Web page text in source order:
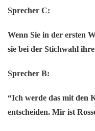
Sprecher C:
Wenn Sie in der ersten
sie bei der Stichwahl
Sprecher B:
“Ich werde das mit den
entscheiden. Mir ist